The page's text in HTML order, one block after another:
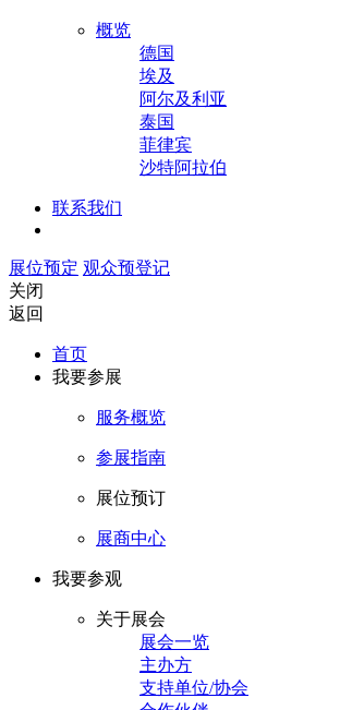
概览
德国
埃及
阿尔及利亚
泰国
菲律宾
沙特阿拉伯
联系我们
展位预定 观众预登记
关闭
返回
首页
我要参展
服务概览
参展指南
展位预订
展商中心
我要参观
关于展会
展会一览
主办方
支持单位/协会